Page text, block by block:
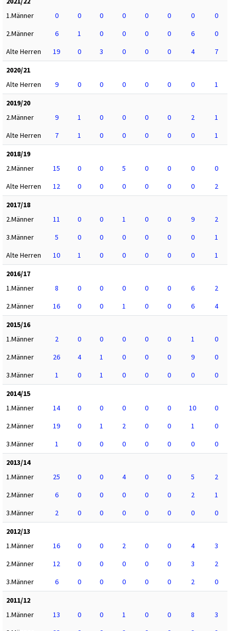
1.Männer
0 0 0 0 0 0 0
0
2.Männer
6 1 0 0 0 0 6
0
Alte Herren
19 0 3 0 0 0 4
7
2020/21
Alte Herren
9 0 0 0 0 0 0
1
2019/20
2.Männer
9 1 0 0 0 0 2
1
Alte Herren
7 1 0 0 0 0 0
1
2018/19
2.Männer
15 0 0 5 0 0 0
0
Alte Herren
12 0 0 0 0 0 0
2
2017/18
2.Männer
11 0 0 1 0 0 9
2
3.Männer
5 0 0 0 0 0 0
1
Alte Herren
10 1 0 0 0 0 0
1
2016/17
1.Männer
8 0 0 0 0 0 6
2
2.Männer
16 0 0 1 0 0 6
4
2015/16
1.Männer
2 0 0 0 0 0 1
0
2.Männer
26 4 1 0 0 0 9
0
3.Männer
1 0 1 0 0 0 0
0
2014/15
1.Männer
14 0 0 0 0 0 10
0
2.Männer
19 0 1 2 0 0 1
0
3.Männer
1 0 0 0 0 0 0
0
2013/14
1.Männer
25 0 0 4 0 0 5
2
2.Männer
6 0 0 0 0 0 2
1
3.Männer
2 0 0 0 0 0 0
0
2012/13
1.Männer
16 0 0 2 0 0 4
3
2.Männer
12 0 0 0 0 0 3
2
3.Männer
6 0 0 0 0 0 2
0
2011/12
1.Männer
13 0 0 1 0 0 8
3